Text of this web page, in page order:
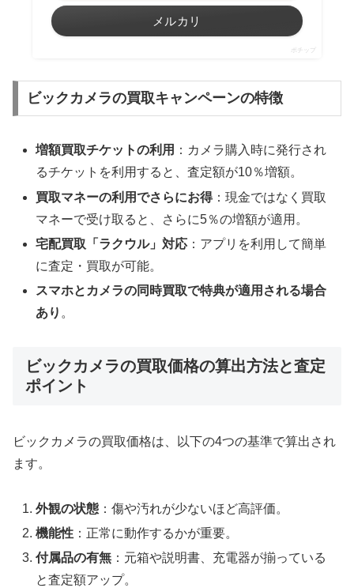
メルカリ
ポチップ
ビックカメラの買取キャンペーンの特徴
増額買取チケットの利用 ：カメラ購入時に発行され
るチケットを利用すると、査定額が10％増額。
買取マネーの利用でさらにお得：現金ではなく買取
マネーで受け取ると、さらに5％の増額が適用。
宅配買取「ラクウル」対応 ：アプリを利用して簡単
に査定・買取が可能。
スマホとカメラの同時買取で特典が適用される場合
あり 。
ビックカメラの買取価格の算出方法と査定
ポイント
ビックカメラの買取価格は、以下の4つの基準で算出され
ます。
外観の状態 ：傷や汚れが少ないほど高評価。
機能性 ：正常に動作するかが重要。
付属品の有無 ：元箱や説明書、充電器が揃っている
と査定額アップ。